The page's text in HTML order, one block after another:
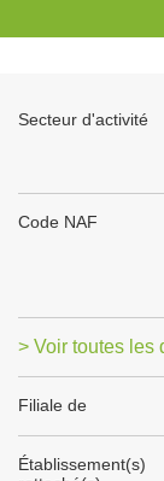
Secteur d'activité
Code NAF
> Voir toutes les
Filiale de
Établissement(s)